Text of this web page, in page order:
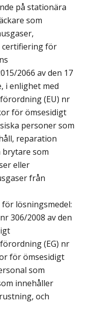
på stationära
som
för
2066 av den 17
i enlighet med
(EU) nr
för ömsesidigt
personer som
reparation
som
eller
från
lösningsmedel:
306/2008 av den
(EG) nr
för ömsesidigt
som
innehåller
och